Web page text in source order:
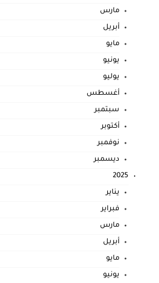
مارس
أبريل
مايو
يونيو
يوليو
أغسطس
سبتمبر
أكتوبر
نوفمبر
ديسمبر
2025
يناير
فبراير
مارس
أبريل
مايو
يونيو